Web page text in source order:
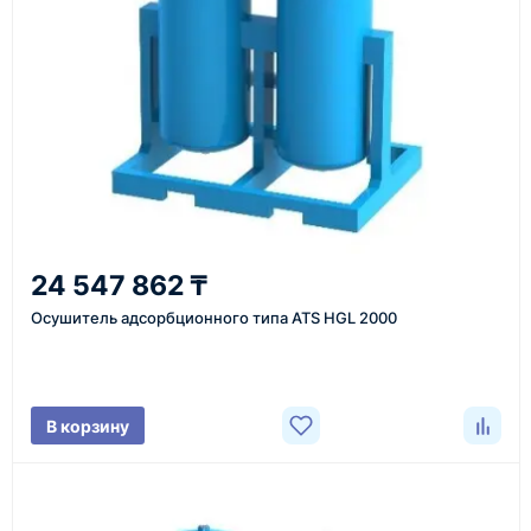
или через онлайн-форму запроса обратного звонка.
Казахстан и СНГ
доставка оборудования в разные города и
регионы
средний срок доставки по большинству поставок
проверка товара перед отправкой клиенту
Документы
24 547 862 ₸
Осушитель адсорбционного типа ATS HGL 2000
В корзину